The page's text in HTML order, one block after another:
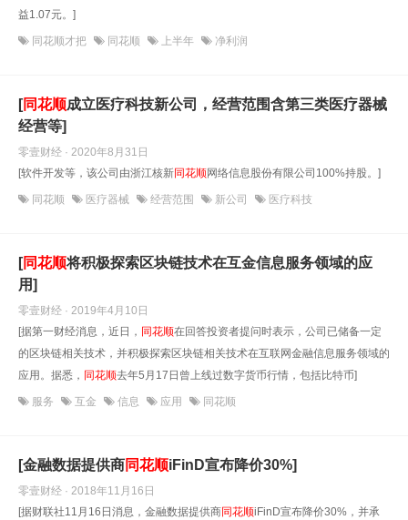
益1.07元。]
同花顺才把 同花顺 上半年 净利润
[同花顺成立医疗科技新公司，经营范围含第三类医疗器械
经营等]
零壹财经 · 2020年8月31日
[软件开发等，该公司由浙江核新同花顺网络信息股份有限公司100%持股。]
同花顺 医疗器械 经营范围 新公司 医疗科技
[同花顺将积极探索区块链技术在互金信息服务领域的应
用]
零壹财经 · 2019年4月10日
[据第一财经消息，近日， 同花顺在回答投资者提问时表示，公司已储备一定
的区块链相关技术，并积极探索区块链相关技术在互联网金融信息服务领域的
应用。据悉， 同花顺去年5月17日曾上线过数字货币行情，包括比特币]
服务 互金 信息 应用 同花顺
[金融数据提供商同花顺iFinD宣布降价30%]
零壹财经 · 2018年11月16日
[据财联社11月16日消息，金融数据提供商同花顺iFinD宣布降价30%，并承